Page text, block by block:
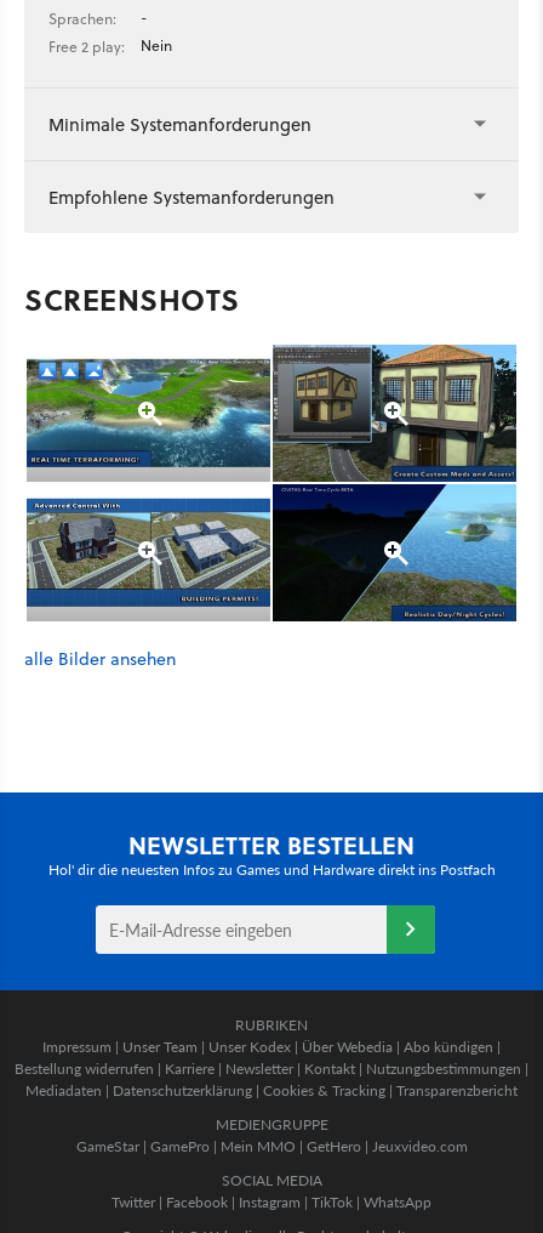
Sprachen:
-
Free 2 play:
Nein
Minimale Systemanforderungen
Empfohlene Systemanforderungen
SCREENSHOTS
alle Bilder ansehen
NEWSLETTER BESTELLEN
Hol' dir die neuesten Infos zu Games und Hardware direkt ins Postfach
RUBRIKEN
Impressum | Unser Team | Unser Kodex | Über Webedia | Abo kündigen |
Bestellung widerrufen | Karriere | Newsletter | Kontakt | Nutzungsbestimmungen |
Mediadaten | Datenschutzerklärung | Cookies & Tracking | Transparenzbericht
MEDIENGRUPPE
GameStar| GamePro | Mein MMO | GetHero | Jeuxvideo.com
SOCIAL MEDIA
Twitter | Facebook | Instagram | TikTok | WhatsApp